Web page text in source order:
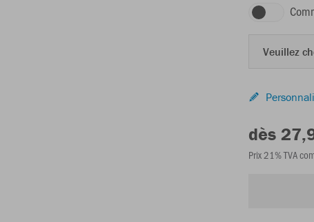
Veuillez
dès
Prix 21% TVA